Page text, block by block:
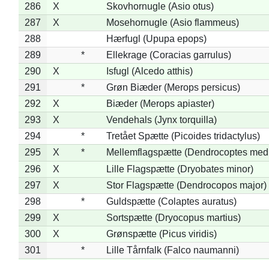
286
X
Skovhornugle (Asio otus)
287
X
Mosehornugle (Asio flammeus)
288
Hærfugl (Upupa epops)
289
*
Ellekrage (Coracias garrulus)
290
X
Isfugl (Alcedo atthis)
291
*
Grøn Biæder (Merops persicus)
292
X
Biæder (Merops apiaster)
293
X
Vendehals (Jynx torquilla)
294
*
Tretået Spætte (Picoides tridactylus)
295
X *
Mellemflagspætte (Dendrocoptes
296
X
Lille Flagspætte (Dryobates minor)
297
X
Stor Flagspætte (Dendrocopos major)
298
*
Guldspætte (Colaptes auratus)
299
X
Sortspætte (Dryocopus martius)
300
X
Grønspætte (Picus viridis)
301
*
Lille Tårnfalk (Falco naumanni)